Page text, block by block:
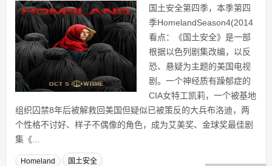
国土安全第四季，本季第四
季HomelandSeason4(2014
看点：《国土安全》是一部
根据以色列剧集改编，以反
恐、悬疑为主题的美国电视
剧。一个神经质有躁郁症的
CIA女特工凯莉，一个被基地
组织囚禁8年后被解救回美国但疑似已被策反的大兵布洛迪，两
个性格不讨好、样子不偶像的角色，成为艾美奖、金球奖最佳剧
集《...
Homeland 国土安全